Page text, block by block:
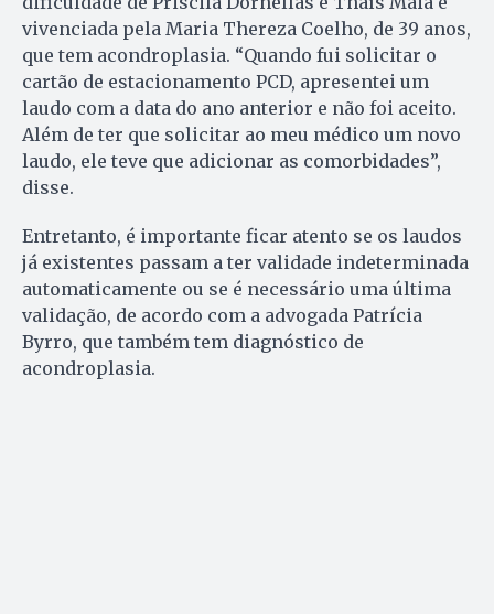
vivenciada pela Maria Thereza Coelho, de 39 anos,
que tem acondroplasia. “Quando fui solicitar o
cartão de estacionamento PCD, apresentei um
laudo com a data do ano anterior e não foi aceito.
Além de ter que solicitar ao meu médico um novo
laudo, ele teve que adicionar as comorbidades”,
disse.
Entretanto, é importante ficar atento se os laudos
já existentes passam a ter validade indeterminada
automaticamente ou se é necessário uma última
validação, de acordo com a advogada Patrícia
Byrro, que também tem diagnóstico de
acondroplasia.